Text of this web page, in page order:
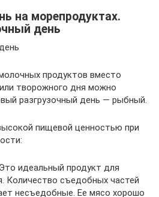
на морепродуктах.
день
продуктов вместо
творожного дня можно
разгрузочный день — рыбный.
пищевой ценностью при
идеальный продукт для
Количество съедобных частей
несъедобные. Ее мясо хорошо